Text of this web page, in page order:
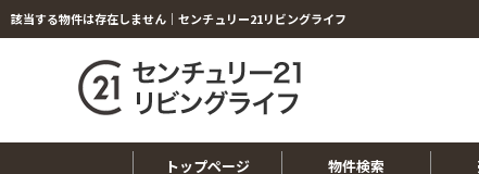
該当する物件は存在しません｜センチュリー21リビングライフ
トップページ 物件検索